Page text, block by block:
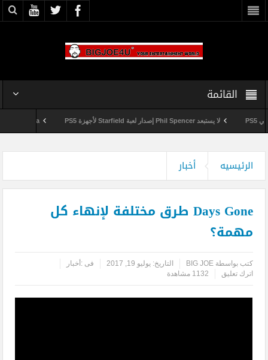
القائمة
لا يستبعد Phil Spencer إصدار لعبة Starfield لأجهزة PS5 Shuhei Yoshida سيتقاعد من شركة Sony في يناير المقبل
الرئيسيه أخبار
Days Gone طرق مختلفة لإنهاء كل
مهمة؟
كتب بواسطةBIG JOE التاريخ:يوليو 19, 2017 فى : أخبار
اترك تعليق
1132 مشاهدة